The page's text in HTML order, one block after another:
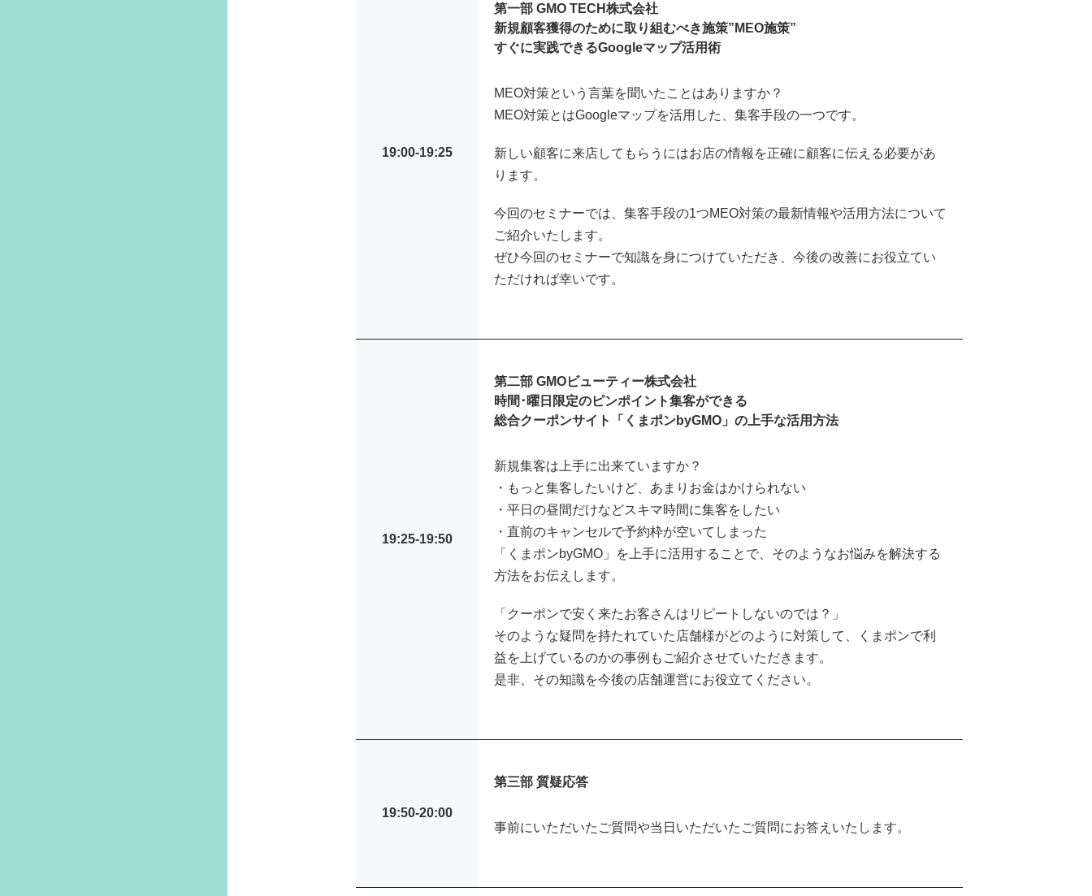
19:00-19:25
第一部 GMO TECH株式会社
新規顧客獲得のために取り組むべき施策”MEO施策”
すぐに実践できるGoogleマップ活用術
MEO対策という言葉を聞いたことはありますか？
MEO対策とはGoogleマップを活用した、集客手段の一つです。
新しい顧客に来店してもらうにはお店の情報を正確に顧客に伝える必要があ
ります。
今回のセミナーでは、集客手段の1つMEO対策の最新情報や活用方法について
ご紹介いたします。
ぜひ今回のセミナーで知識を身につけていただき、今後の改善にお役立てい
ただければ幸いです。
19:25-19:50
第二部 GMOビューティー株式会社
時間･曜日限定のピンポイント集客ができる
総合クーポンサイト「くまポンbyGMO」の上手な活用方法
新規集客は上手に出来ていますか？
・もっと集客したいけど、あまりお金はかけられない
・平日の昼間だけなどスキマ時間に集客をしたい
・直前のキャンセルで予約枠が空いてしまった
「くまポンbyGMO」を上手に活用することで、そのようなお悩みを解決する
方法をお伝えします。
「クーポンで安く来たお客さんはリピートしないのでは？」
そのような疑問を持たれていた店舗様がどのように対策して、くまポンで利
益を上げているのかの事例もご紹介させていただきます。
是非、その知識を今後の店舗運営にお役立てください。
19:50-20:00
第三部 質疑応答
事前にいただいたご質問や当日いただいたご質問にお答えいたします。